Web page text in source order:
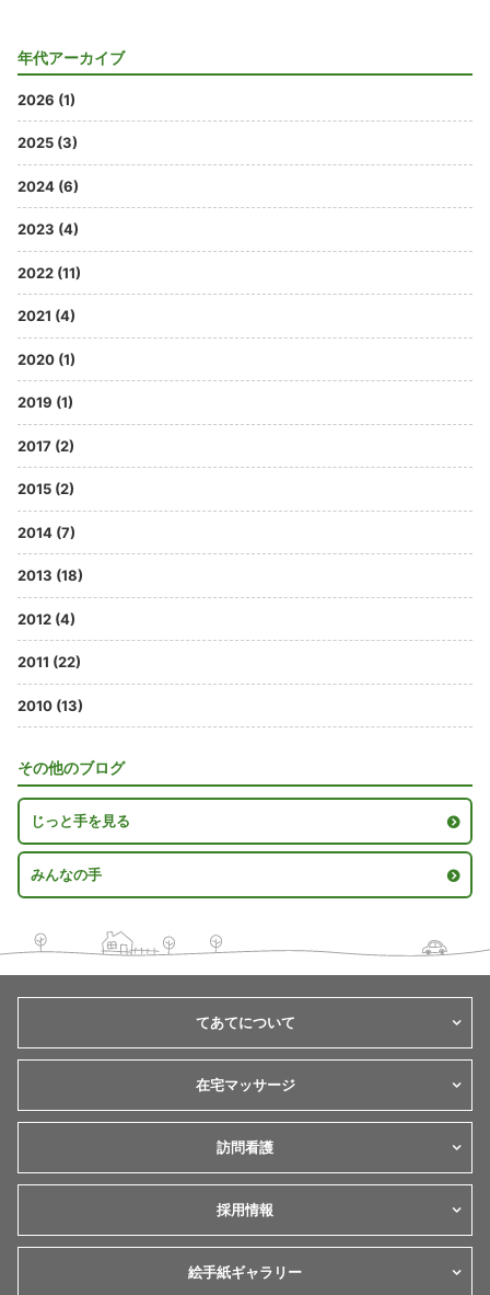
年代アーカイブ
2026 (1)
2025 (3)
2024 (6)
2023 (4)
2022 (11)
2021 (4)
2020 (1)
2019 (1)
2017 (2)
2015 (2)
2014 (7)
2013 (18)
2012 (4)
2011 (22)
2010 (13)
その他のブログ
じっと手を見る
みんなの手
てあてについて
在宅マッサージ
訪問看護
採用情報
絵手紙ギャラリー